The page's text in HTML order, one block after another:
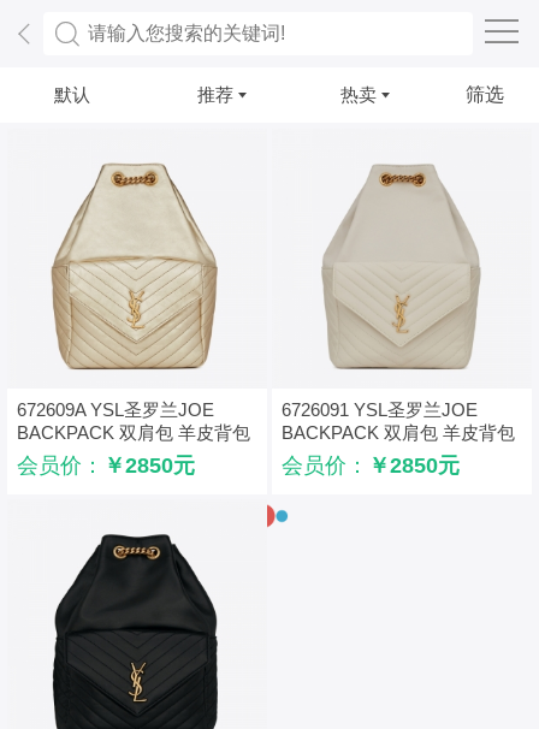
默认 推荐 热卖 筛选
672609A YSL圣罗兰JOE
BACKPACK 双肩包 羊皮背包
浅金色
会员价： ￥2850元
6726091 YSL圣罗兰JOE
BACKPACK 双肩包 羊皮背包
白色
会员价： ￥2850元